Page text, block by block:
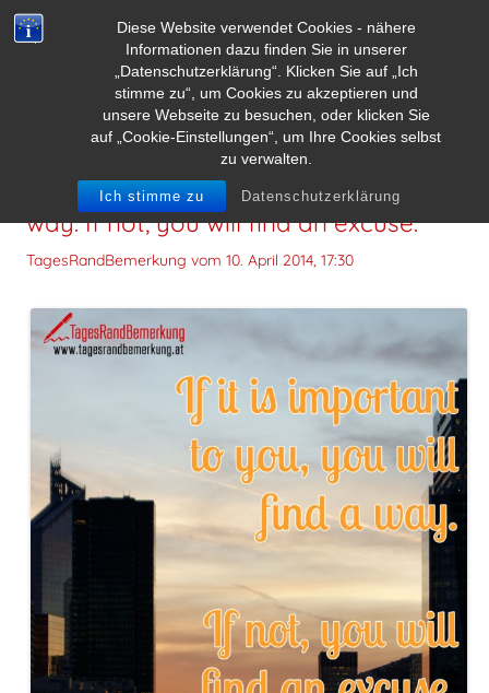
Diese Website verwendet Cookies - nähere
Informationen dazu finden Sie in unserer
„Datenschutzerklärung“. Klicken Sie auf „Ich
stimme zu“, um Cookies zu akzeptieren und
unsere Webseite zu besuchen, oder klicken Sie
auf „Cookie-Einstellungen“, um Ihre Cookies selbst
zu verwalten.
Ich stimme zu Datenschutzerklärung
If it is important to you, you will find a
way. If not, you will find an excuse.
TagesRandBemerkung vom 10. April 2014, 17:30